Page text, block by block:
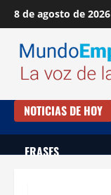
Saltar
al
contenido
8 de agosto de 2026
NOTICIAS DE HOY
FRASES